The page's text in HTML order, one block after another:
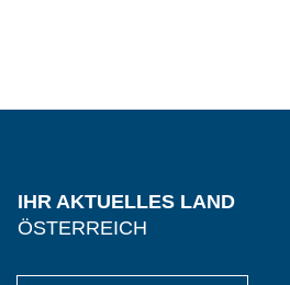
IHR AKTUELLES LAND
ÖSTERREICH